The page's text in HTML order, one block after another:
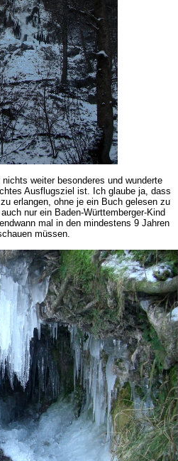
weiter besonderes und wunderte
Ausflugsziel ist. Ich glaube ja, dass
erlangen, ohne je ein Buch gelesen zu
nur ein Baden-Württemberger-Kind
mal in den mindestens 9 Jahren
müssen.